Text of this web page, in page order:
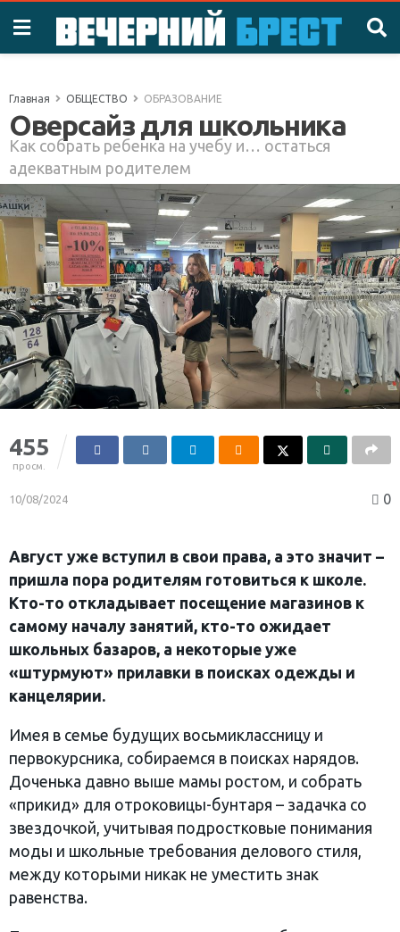
Главная ОБЩЕСТВО ОБРАЗОВАНИЕ
Оверсайз для школьника
Как собрать ребенка на учебу и… остаться
адекватным родителем
455
просм.
10/08/2024 0
Август уже вступил в свои права, а это значит –
пришла пора родителям готовиться к школе.
Кто-то откладывает посещение магазинов к
самому началу занятий, кто-то ожидает
школьных базаров, а некоторые уже
«штурмуют» прилавки в поисках одежды и
канцелярии.
Имея в семье будущих восьмиклассницу и
первокурсника, собираемся в поисках нарядов.
Доченька давно выше мамы ростом, и собрать
«прикид» для отроковицы-бунтаря – задачка со
звездочкой, учитывая подростковые понимания
моды и школьные требования делового стиля,
между которыми никак не уместить знак
равенства.